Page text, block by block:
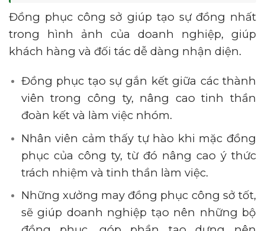
Đồng phục công sở giúp tạo sự đồng nhất
trong hình ảnh của doanh nghiệp, giúp
khách hàng và đối tác dễ dàng nhận diện.
Đồng phục tạo sự gắn kết giữa các thành
viên trong công ty, nâng cao tinh thần
đoàn kết và làm việc nhóm.
Nhân viên cảm thấy tự hào khi mặc đồng
phục của công ty, từ đó nâng cao ý thức
trách nhiệm và tinh thần làm việc.
Những xưởng may đồng phục công sở tốt,
sẽ giúp doanh nghiệp tạo nên những bộ